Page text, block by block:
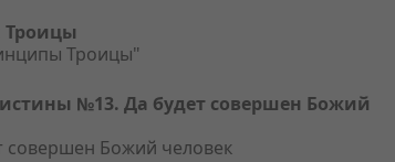
Троицы"
№13. Да будет совершен Божий
совершен Божий человек